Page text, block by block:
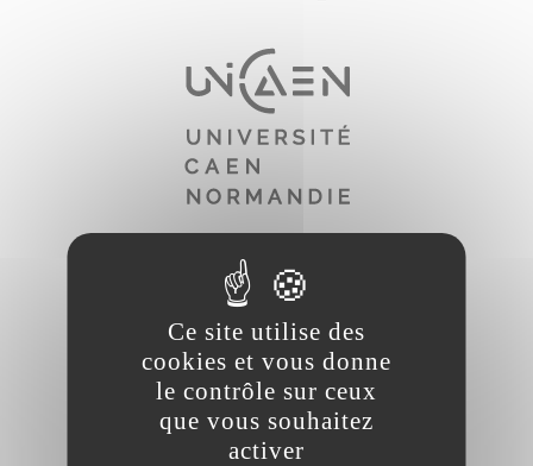
Ce site utilise des
cookies et vous donne
le contrôle sur ceux
que vous souhaitez
activer